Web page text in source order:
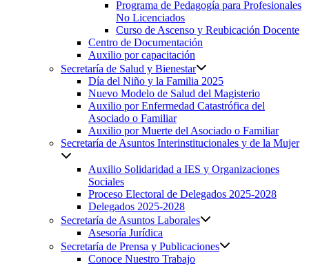
Programa de Pedagogía para Profesionales
No Licenciados
Curso de Ascenso y Reubicación Docente
Centro de Documentación
Auxilio por capacitación
Secretaría de Salud y Bienestar
Día del Niño y la Familia 2025
Nuevo Modelo de Salud del Magisterio
Auxilio por Enfermedad Catastrófica del
Asociado o Familiar
Auxilio por Muerte del Asociado o Familiar
Secretaría de Asuntos Interinstitucionales y de la Mujer
Auxilio Solidaridad a IES y Organizaciones
Sociales
Proceso Electoral de Delegados 2025-2028
Delegados 2025-2028
Secretaría de Asuntos Laborales
Asesoría Jurídica
Secretaría de Prensa y Publicaciones
Conoce Nuestro Trabajo